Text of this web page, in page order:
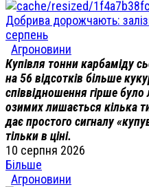
Добрива дорожчають:
серпень
Агроновини
Купівля тонни карбаміду
на 56 відсотків більше
співвідношення гірше
озимих лишається кілька
дає простого сигналу
тільки в ціні.
10 серпня 2026
Більше
Агроновини